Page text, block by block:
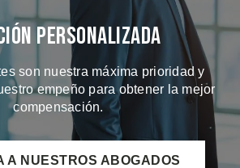
Personalizada
son nuestra máxima prioridad y
empeño para obtener la mejor
compensación.
A NUESTROS ABOGADOS